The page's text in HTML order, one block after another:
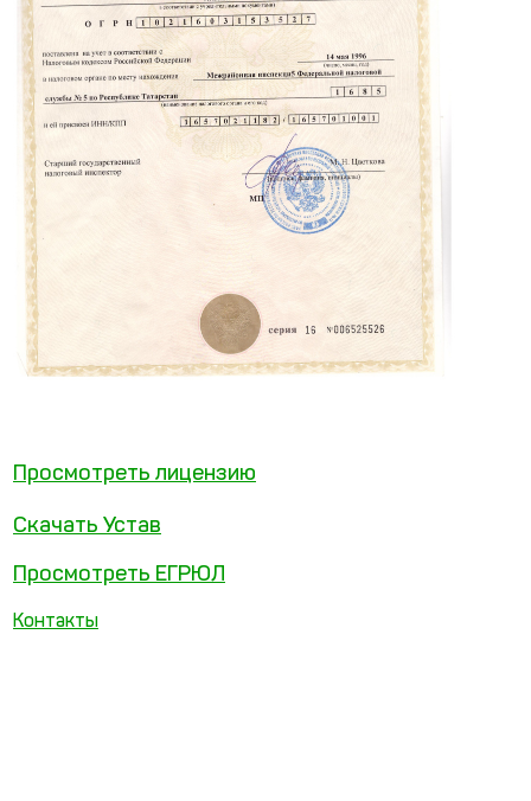
Просмотреть лицензию
Скачать Устав
Просмотреть ЕГРЮЛ
Контакты